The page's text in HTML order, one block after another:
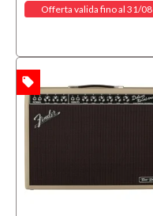
MOSTRA
Solo
prodotti
In
offerta
Offerta valida fino al 31/08
local_offer